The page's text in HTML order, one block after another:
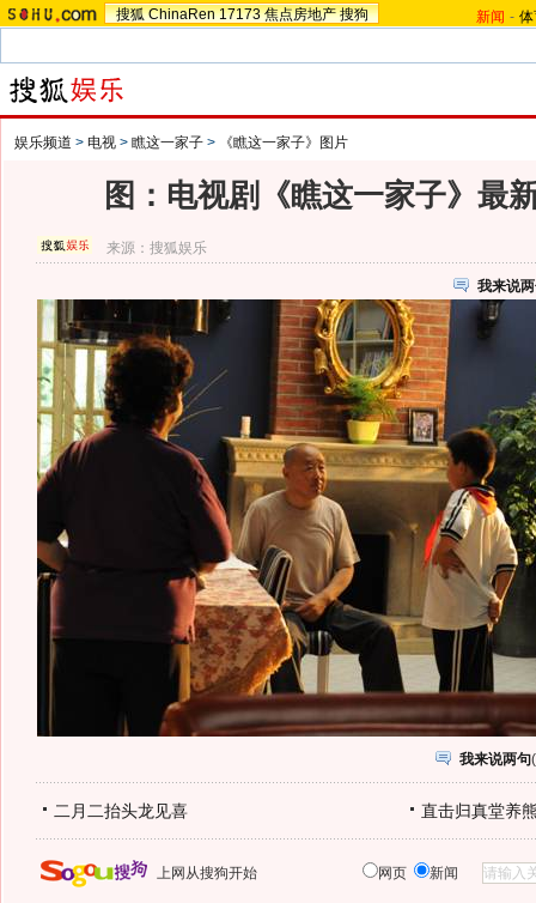
搜狐 ChinaRen 17173 焦点房地产 搜狗 新闻 -
娱乐频道 > 电视 > 瞧这一家子 > 《瞧这一家子》图片
图：电视剧《瞧这一家子》
来源：搜狐娱乐
我来说
我来说两句(
二月二抬头龙见喜 直击归真堂养
上网从搜狗开始 网页 新闻